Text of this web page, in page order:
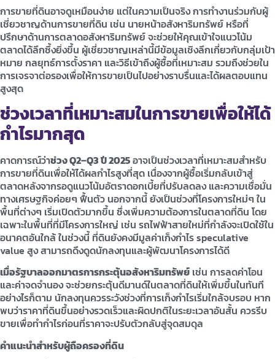
การขายที่ดินอาจดูเหมือนง่าย แต่ในความเป็นจริง การทำงานร่วมกับผู้
เชี่ยวชาญด้านการขายที่ดิน เช่น นายหน้าอสังหาริมทรัพย์ หรือที่
ปรึกษาด้านการตลาดอสังหาริมทรัพย์ จะช่วยให้คุณเข้าใจแนวโน้ม
ตลาดได้ลึกซึ้งยิ่งขึ้น ผู้เชี่ยวชาญเหล่านี้มีข้อมูลเชิงลึกเกี่ยวกับกลุ่มเป้า
หมาย กลยุทธ์การตั้งราคา และวิธีเข้าถึงผู้ซื้อที่เหมาะสม รวมถึงช่วยใน
การเจรจาต่อรองเพื่อให้การขายเป็นไปอย่างราบรื่นและได้ผลตอบแทน
สูงสุด
ช่วงเวลาที่เหมาะสมในการขายเพื่อให้ได้
กำไรมากสุด
คาดการณ์ว่าช่วง Q2–Q3 ปี 2025อาจเป็นช่วงเวลาที่เหมาะสมสำหรับ
การขายที่ดินเพื่อให้ได้ผลกำไรสูงที่สุด เนื่องจากผู้ซื้อเริ่มกลับเข้าสู่
ตลาดหลังจากรอดูแนวโน้มอัตราดอกเบี้ยที่ปรับลดลง และความเชื่อมั่น
ทางเศรษฐกิจค่อยๆ ฟื้นตัว นอกจากนี้ ยังเป็นช่วงที่โครงการใหม่ๆ ใน
พื้นที่ต่างๆ เริ่มเปิดตัวมากขึ้น ซึ่งเพิ่มความต้องการในตลาดที่ดิน โดย
เฉพาะในพื้นที่ที่มีโครงการใหญ่ เช่น รถไฟฟ้าสายใหม่ที่กำลังจะเปิดใช้ใน
อนาคตอันใกล้ ในช่วงนี้ ที่ดินยังคงมีมูลค่าเก็งกำไร speculative
value สูง สามารถดึงดูดนักลงทุนและผู้พัฒนาโครงการได้ดี
เมื่อรัฐบาลออกมาตรการกระตุ้นอสังหาริมทรัพย์ เช่น การลดค่าโอน
และค่าจดจำนอง จะช่วยกระตุ้นดีมานด์ในตลาดที่ดินให้เพิ่มขึ้นในทันที
อย่างไรก็ตาม นักลงทุนควรระวังช่วงที่การเก็งกำไรเริ่มใกล้จบรอบ หาก
พบว่าราคาที่ดินขึ้นอย่างรวดเร็วและผิดปกติในระยะเวลาอันสั้น ควรรีบ
ขายเพื่อทำกำไรก่อนที่ราคาจะปรับตัวกลับสู่จุดสมดุล
คำแนะนำสำหรับผู้ถือครองที่ดิน